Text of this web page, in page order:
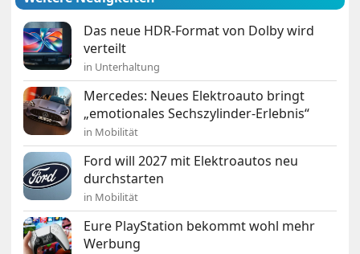
Das neue HDR-Format von Dolby wird
verteilt
in Unterhaltung
Mercedes: Neues Elektroauto bringt
„emotionales Sechszylinder-Erlebnis“
in Mobilität
Ford will 2027 mit Elektroautos neu
durchstarten
in Mobilität
Eure PlayStation bekommt wohl mehr
Werbung